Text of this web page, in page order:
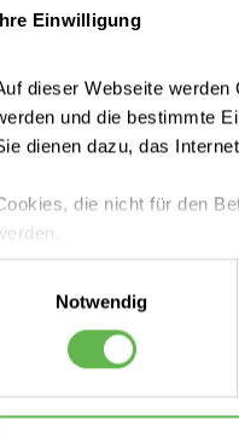
Ihre Einwilligung
dieser Webseite
und die bestimmte
dienen dazu, das
die nicht für den
Es steht Ihnen frei, unsere
nicht notwendigen Cookies
einzuwilligen. Ihre
Notwendig
(CAPD)
Biofeedback-
elektrisch